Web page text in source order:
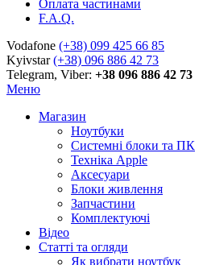
Оплата частинами
F.A.Q.
Vodafone (+38) 099 425 66 85
Kyivstar(+38) 096 886 42 73
Telegram, Viber: +38 096 886 42 73
Меню
Магазин
Ноутбуки
Системні блоки та ПК
Техніка Apple
Аксесуари
Блоки живлення
Запчастини
Комплектуючі
Відео
Статті та огляди
Як вибрати ноутбук